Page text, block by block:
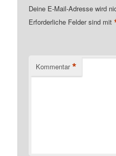
Deine E-Mail-Adresse wird
Erforderliche Felder sind mit
Kommentar *